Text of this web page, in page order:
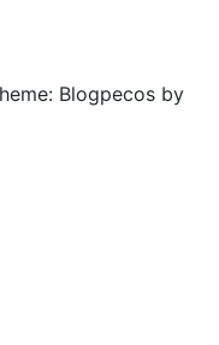
Blogpecos by